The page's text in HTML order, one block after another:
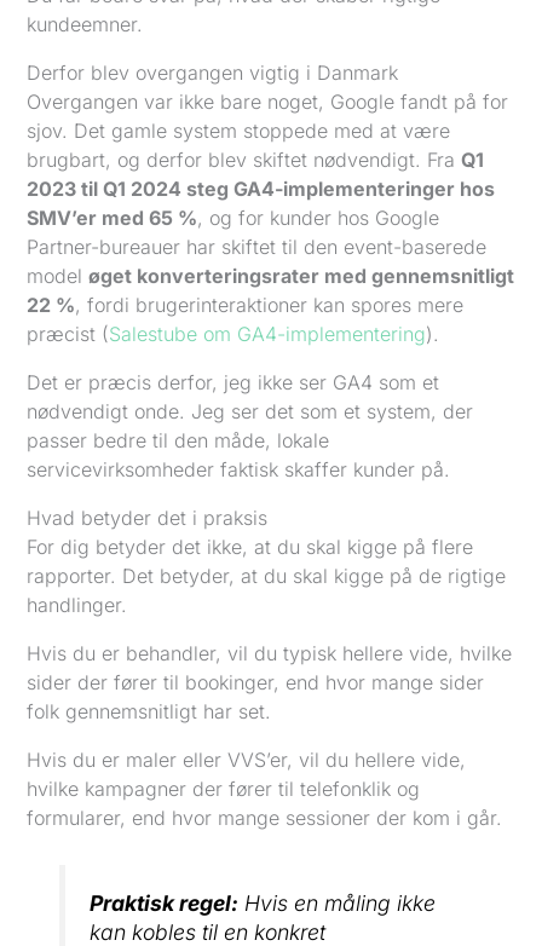
kundeemner.
Derfor blev overgangen vigtig i Danmark
Overgangen var ikke bare noget, Google fandt på for
sjov. Det gamle system stoppede med at være
brugbart, og derfor blev skiftet nødvendigt. FraQ1
2023 til Q1 2024 steg GA4-implementeringer hos
SMV’er med 65 %, og for kunder hos Google
Partner-bureauer har skiftet til den event-baserede
modeløget konverteringsrater med gennemsnitligt
22 %, fordi brugerinteraktioner kan spores mere
præcist (Salestube om GA4-implementering).
Det er præcis derfor, jeg ikke ser GA4 som et
nødvendigt onde. Jeg ser det som et system, der
passer bedre til den måde, lokale
servicevirksomheder faktisk skaffer kunder på.
Hvad betyder det i praksis
For dig betyder det ikke, at du skal kigge på flere
rapporter. Det betyder, at du skal kigge på de rigtige
handlinger.
Hvis du er behandler, vil du typisk hellere vide, hvilke
sider der fører til bookinger, end hvor mange sider
folk gennemsnitligt har set.
Hvis du er maler eller VVS’er, vil du hellere vide,
hvilke kampagner der fører til telefonklik og
formularer, end hvor mange sessioner der kom i går.
Praktisk regel: Hvis en måling ikke
kan kobles til en konkret